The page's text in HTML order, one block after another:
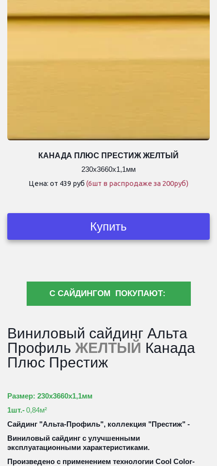
КАНАДА ПЛЮС ПРЕСТИЖ ЖЕЛТЫЙ
230х3660х1,1мм
Цена: от 439 руб (6шт в распродаже за 200руб)
Купить
С САЙДИНГОМ ПОКУПАЮТ:
Виниловый сайдинг Альта
Профиль ЖЕЛТЫЙ Канада
Плюс Престиж
Размер: 230х3660х1,1мм
1шт.- 0,84м²
Сайдинг "Альта-Профиль", коллекция "Престиж" -
Виниловый сайдинг с улучшенными
эксплуатационными характеристиками.
Произведено с применением технологии Cool Color-